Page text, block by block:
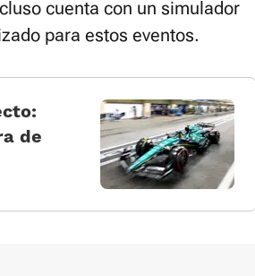
cuenta con un simulador
para estos eventos.
de